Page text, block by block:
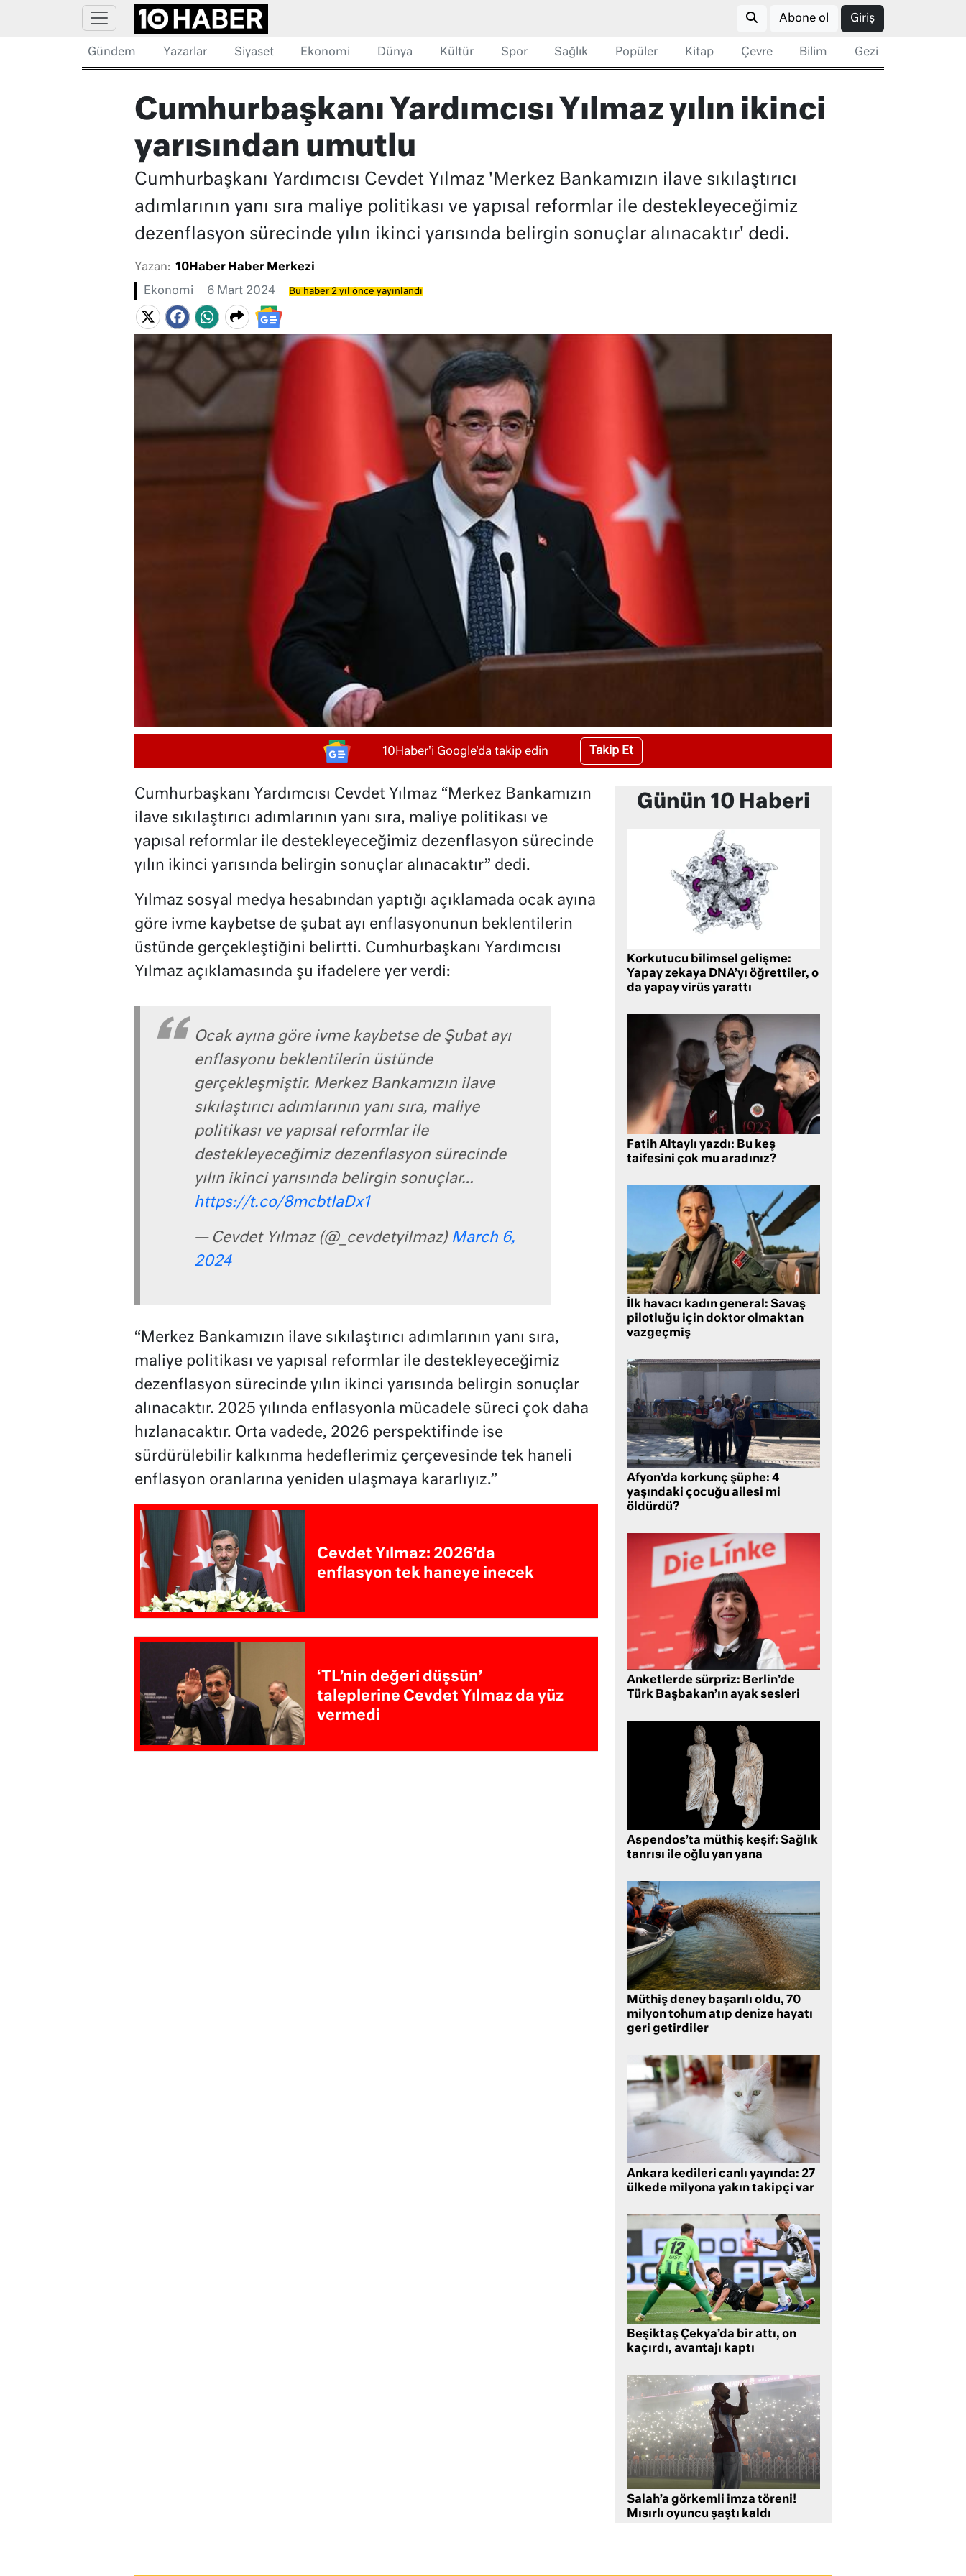
Abone ol Giriş
Gündem Yazarlar Siyaset Ekonomi Dünya Kültür Spor Sağlık Popüler Kitap Çevre Bilim Gezi
Cumhurbaşkanı Yardımcısı Yılmaz yılın ikinci
yarısından umutlu
Cumhurbaşkanı Yardımcısı Cevdet Yılmaz 'Merkez Bankamızın ilave sıkılaştırıcı
adımlarının yanı sıra maliye politikası ve yapısal reformlar ile destekleyeceğimiz
dezenflasyon sürecinde yılın ikinci yarısında belirgin sonuçlar alınacaktır' dedi.
Yazan: 10Haber Haber Merkezi
Ekonomi 6 Mart 2024 Bu haber 2 yıl önce yayınlandı
10Haber'i Google'da takip edin Takip Et
Cumhurbaşkanı Yardımcısı Cevdet Yılmaz “Merkez Bankamızın
ilave sıkılaştırıcı adımlarının yanı sıra, maliye politikası ve
yapısal reformlar ile destekleyeceğimiz dezenflasyon sürecinde
yılın ikinci yarısında belirgin sonuçlar alınacaktır” dedi.
Yılmaz sosyal medya hesabından yaptığı açıklamada ocak ayına
göre ivme kaybetse de şubat ayı enflasyonunun beklentilerin
üstünde gerçekleştiğini belirtti. Cumhurbaşkanı Yardımcısı
Yılmaz açıklamasında şu ifadelere yer verdi:
Ocak ayına göre ivme kaybetse de Şubat ayı
enflasyonu beklentilerin üstünde
gerçekleşmiştir. Merkez Bankamızın ilave
sıkılaştırıcı adımlarının yanı sıra, maliye
politikası ve yapısal reformlar ile
destekleyeceğimiz dezenflasyon sürecinde
yılın ikinci yarısında belirgin sonuçlar…
https://t.co/8mcbtIaDx1
— Cevdet Yılmaz (@_cevdetyilmaz) March 6,
2024
“Merkez Bankamızın ilave sıkılaştırıcı adımlarının yanı sıra,
maliye politikası ve yapısal reformlar ile destekleyeceğimiz
dezenflasyon sürecinde yılın ikinci yarısında belirgin sonuçlar
alınacaktır. 2025 yılında enflasyonla mücadele süreci çok daha
hızlanacaktır. Orta vadede, 2026 perspektifinde ise
sürdürülebilir kalkınma hedeflerimiz çerçevesinde tek haneli
enflasyon oranlarına yeniden ulaşmaya kararlıyız.”
Cevdet Yılmaz: 2026’da
enflasyon tek haneye inecek
‘TL’nin değeri düşsün’
taleplerine Cevdet Yılmaz da yüz
vermedi
Günün 10 Haberi
Korkutucu bilimsel gelişme:
Yapay zekaya DNA’yı öğrettiler, o
da yapay virüs yarattı
Fatih Altaylı yazdı: Bu keş
taifesini çok mu aradınız?
İlk havacı kadın general: Savaş
pilotluğu için doktor olmaktan
vazgeçmiş
Afyon’da korkunç şüphe: 4
yaşındaki çocuğu ailesi mi
öldürdü?
Anketlerde sürpriz: Berlin’de
Türk Başbakan’ın ayak sesleri
Aspendos’ta müthiş keşif: Sağlık
tanrısı ile oğlu yan yana
Müthiş deney başarılı oldu, 70
milyon tohum atıp denize hayatı
geri getirdiler
Ankara kedileri canlı yayında: 27
ülkede milyona yakın takipçi var
Beşiktaş Çekya’da bir attı, on
kaçırdı, avantajı kaptı
Salah’a görkemli imza töreni!
Mısırlı oyuncu şaştı kaldı